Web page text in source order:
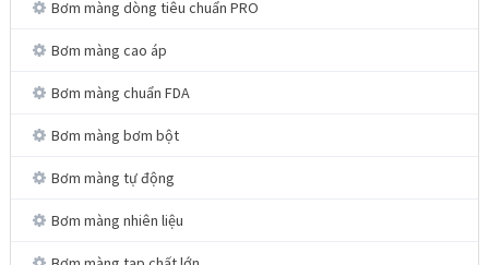
Bơm màng dòng tiêu chuẩn PRO
Bơm màng cao áp
Bơm màng chuẩn FDA
Bơm màng bơm bột
Bơm màng tự động
Bơm màng nhiên liệu